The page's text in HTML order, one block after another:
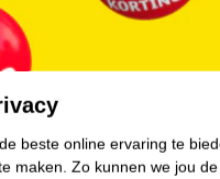
Handzeep
- Alle huidtypen
198
beste online ervaring te
maken. Zo kunnen we jou